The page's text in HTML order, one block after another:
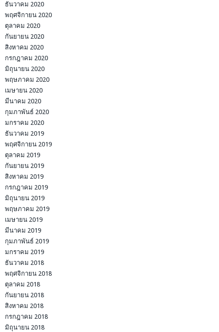
ธันวาคม 2020
พฤศจิกายน 2020
ตุลาคม 2020
กันยายน 2020
สิงหาคม 2020
กรกฎาคม 2020
มิถุนายน 2020
พฤษภาคม 2020
เมษายน 2020
มีนาคม 2020
กุมภาพันธ์ 2020
มกราคม 2020
ธันวาคม 2019
พฤศจิกายน 2019
ตุลาคม 2019
กันยายน 2019
สิงหาคม 2019
กรกฎาคม 2019
มิถุนายน 2019
พฤษภาคม 2019
เมษายน 2019
มีนาคม 2019
กุมภาพันธ์ 2019
มกราคม 2019
ธันวาคม 2018
พฤศจิกายน 2018
ตุลาคม 2018
กันยายน 2018
สิงหาคม 2018
กรกฎาคม 2018
มิถุนายน 2018